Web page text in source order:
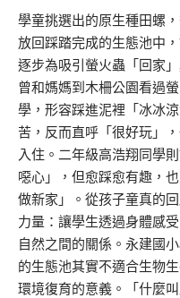
學童挑選出的原生種田螺
放回踩踏完成的生態池中
逐步為吸引螢火蟲「回家
曾和媽媽到木柵公園看過
學，形容踩進泥裡「冰冰
苦，反而直呼「很好玩」
入住。二年級高浩翔同學
噁心」，但愈踩愈有趣，
做新家」。從孩子童真的
力量：讓學生透過身體感
自然之間的關係。永建國
的生態池其實不適合生物
環境復育的意義。「什麼